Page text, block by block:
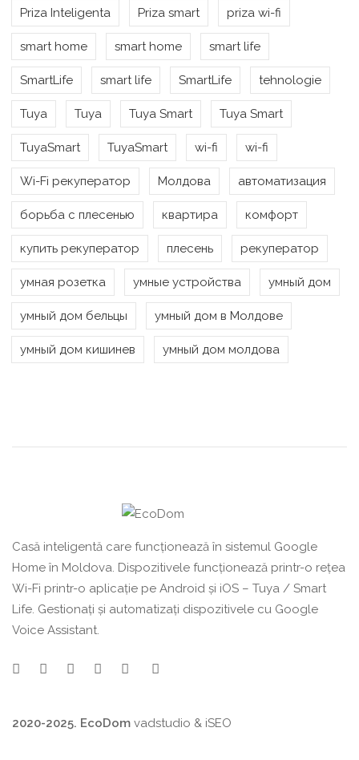
Priza Inteligenta Priza smart priza wi-fi
smart home smart home smart life
SmartLife smart life SmartLife tehnologie
Tuya Tuya Tuya Smart Tuya Smart
TuyaSmart TuyaSmart wi-fi wi-fi
Wi-Fi рекуператор Молдова автоматизация
борьба с плесенью квартира комфорт
купить рекуператор плесень рекуператор
умная розетка умные устройства умный дом
умный дом бельцы умный дом в Молдове
умный дом кишинев умный дом молдова
Casă inteligentă care funcționează în sistemul Google
Home în Moldova. Dispozitivele funcționează printr-o rețea
Wi-Fi printr-o aplicație pe Android și iOS – Tuya / Smart
Life. Gestionați și automatizați dispozitivele cu Google
Voice Assistant.
2020-2025. EcoDom vadstudio & iSEO